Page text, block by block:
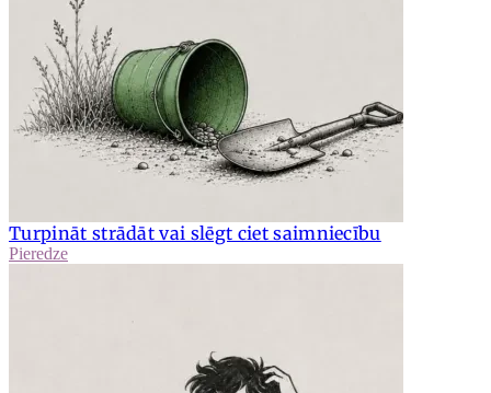
Turpināt strādāt vai slēgt ciet saimniecību
Pieredze